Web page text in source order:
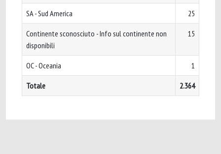
SA - Sud America 25
Continente sconosciuto - Info sul continente non
disponibili
15
OC - Oceania 1
Totale 2.364